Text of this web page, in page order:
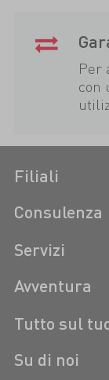
Per
con
Filiali
Consulenza
Servizi
Avventura
Tutto sul
Su di noi